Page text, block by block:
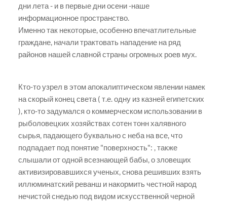
дни лета - и в первые дни осени -наше
информационное пространство.
Именно так некоторые, особенно впечатлительные
граждане, начали трактовать нападение на ряд
районов нашей славной страны огромных роев мух.
Кто-то узрел в этом апокалиптическом явлении намек
на скорый конец света ( т.е. одну из казней египетских
), кто-то задумался о коммерческом использовании в
рыболовецких хозяйствах сотен тонн халявного
сырья, падающего буквально с неба на все, что
подпадает под понятие "поверхность": , также
слышали от одной всезнающей бабы, о зловещих
активизировавшихся ученых, снова решивших взять
иллюминатский реванш и накормить честной народ
нечистой снедью под видом искусственной черной